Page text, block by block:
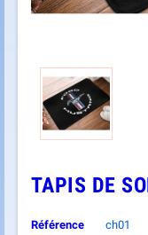
TAPIS DE
Référence ch01